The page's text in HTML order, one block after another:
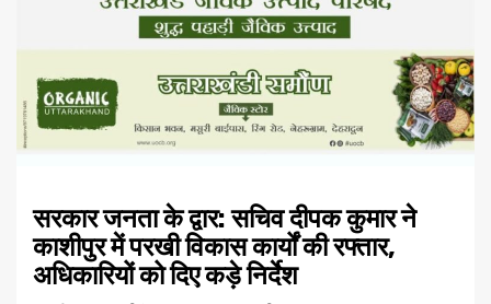
सरकार जनता के द्वार: सचिव दीपक कुमार ने
काशीपुर में परखी विकास कार्यों की रफ्तार,
अधिकारियों को दिए कड़े निर्देश